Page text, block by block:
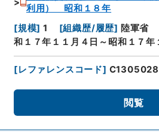
利用） 昭和１８年
[規模] 1 [組織歴/履歴] 陸軍省
和１７年１１月４日～昭和１７年
[レファレンスコード]
閲覧